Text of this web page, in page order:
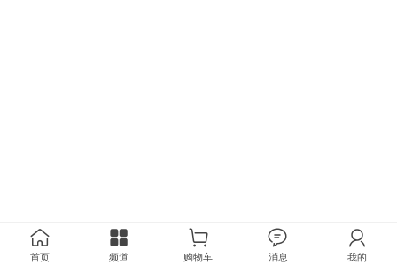
首页 频道 购物车 消息 我的